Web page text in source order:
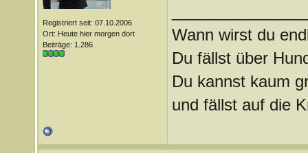
Registriert seit: 07.10.2006
Ort: Heute hier morgen dort
Beiträge: 1.286
Wann wirst du
Du fällst über
Du kannst kaum
und fällst auf die